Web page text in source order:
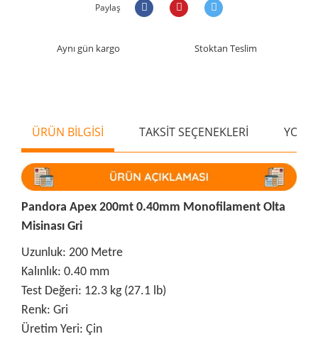
Paylaş
Aynı gün kargo Stoktan Teslim
ÜRÜN BİLGİSİ TAKSİT SEÇENEKLERİ
Pandora Apex 200mt 0.40mm Monofilament Olta
Misinası Gri
Uzunluk: 200 Metre
Kalınlık: 0.40 mm
Test Değeri: 12.3 kg (27.1 lb)
Renk: Gri
Üretim Yeri: Çin